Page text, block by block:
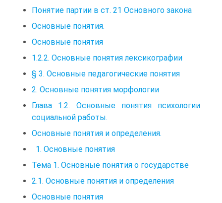
Понятие партии в ст. 21 Основного закона
Основные понятия.
Основные понятия
1.2.2. Основные понятия лексикографии
§ 3. Основные педагогические понятия
2. Основные понятия морфологии
Глава 1.2. Основные понятия психологии
социальной работы.
Основные понятия и определения.
1. Основные понятия
Тема 1. Основные понятия о государстве
2.1. Основные понятия и определения
Основные понятия